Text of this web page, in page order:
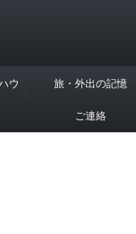
ウ 旅・外出の記憶
ご連絡